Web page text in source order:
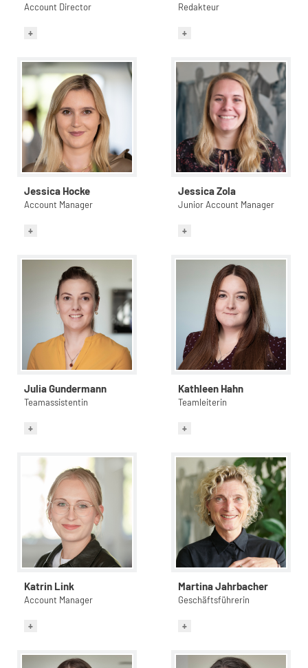
Account Director Redakteur
Jessica Hocke
Account Manager
Jessica Zola
Junior Account Manager
Julia Gundermann
Teamassistentin
Kathleen Hahn
Teamleiterin
Katrin Link
Account Manager
Martina Jahrbacher
Geschäftsführerin